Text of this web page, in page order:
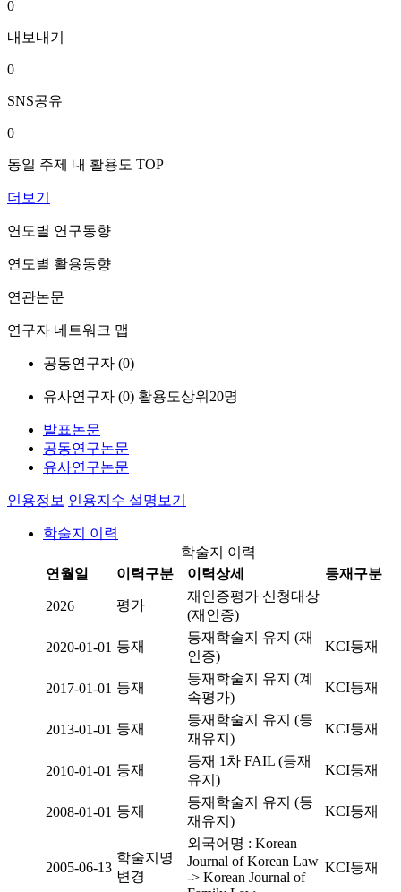
0
내보내기
0
SNS공유
0
동일 주제 내 활용도 TOP
더보기
연도별 연구동향
연도별 활용동향
연관논문
연구자 네트워크 맵
공동연구자 (0)
유사연구자 (0) 활용도상위20명
발표논문
공동연구논문
유사연구논문
인용정보 인용지수 설명보기
학술지 이력
학술지 이력
연월일
이력구분 이력상세 등재구분
2026 평가
재인증평가 신청대상
(재인증)
2020-01-01 등재
등재학술지 유지 (재
인증)
KCI등재
2017-01-01 등재
등재학술지 유지 (계
속평가)
KCI등재
2013-01-01 등재
등재학술지 유지 (등
재유지)
KCI등재
2010-01-01 등재
등재 1차 FAIL (등재
유지)
KCI등재
2008-01-01 등재
등재학술지 유지 (등
재유지)
KCI등재
2005-06-13
학술지명
변경
외국어명 : Korean
Journal of Korean Law
-> Korean Journal of
KCI등재